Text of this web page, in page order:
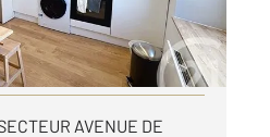
AVENUE DE